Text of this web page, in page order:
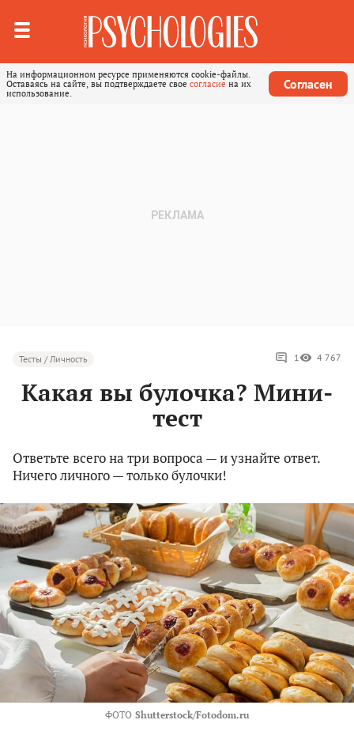
На информационном ресурсе применяются cookie-файлы.
Оставаясь на сайте, вы подтверждаете свое согласие на их
использование.
Согласен
Тесты / Личность 1 4 767
Какая вы булочка? Мини-
тест
Ответьте всего на три вопроса — и узнайте ответ.
Ничего личного — только булочки!
ФОТО Shutterstock/Fotodom.ru